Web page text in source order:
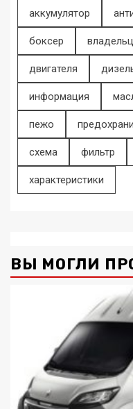
аккумулятор
боксер
двигателя
информация
пежо
схема фильтр
характеристики
ВЫ МОГЛИ